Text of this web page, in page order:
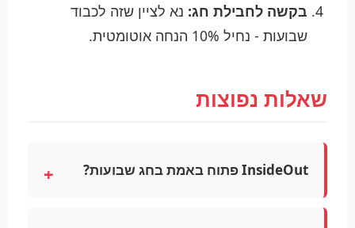
בקשה לחבילת חג: נא לציין שזה לכבוד
שבועות - נחיל 10% הנחה אוטומטית.
שאלות נפוצות
InsideOut פתוח באמת בחג שבועות?